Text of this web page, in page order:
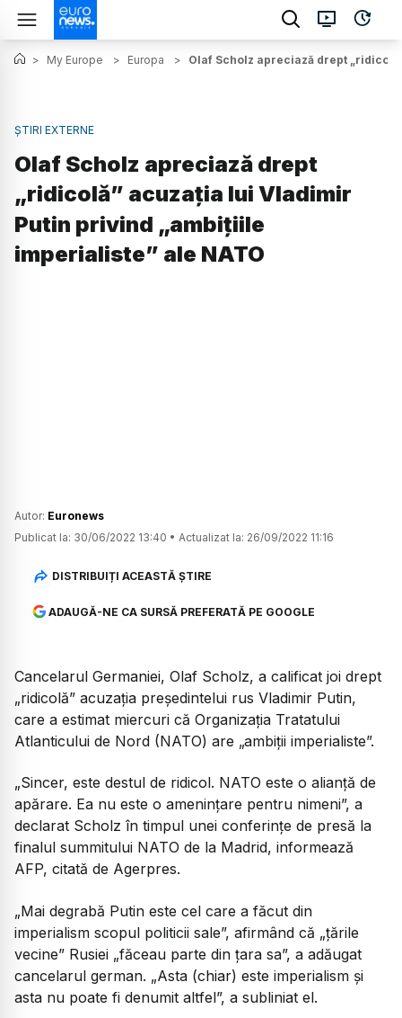
> My Europe > Europa > Olaf Scholz apreciază drept
ȘTIRI EXTERNE
Olaf Scholz apreciază drept
„ridicolă” acuzaţia lui Vladimir
Putin privind „ambiţiile
imperialiste” ale NATO
Autor: Euronews
Publicat la: 30/06/2022 13:40 • Actualizat la: 26/09/2022 11:16
DISTRIBUIȚI ACEASTĂ ȘTIRE
ADAUGĂ-NE CA SURSĂ PREFERATĂ PE GOOGLE
Cancelarul Germaniei, Olaf Scholz, a calificat joi drept
„ridicolă” acuzaţia preşedintelui rus Vladimir Putin,
care a estimat miercuri că Organizaţia Tratatului
Atlanticului de Nord (NATO) are „ambiţii imperialiste”.
„Sincer, este destul de ridicol. NATO este o alianţă de
apărare. Ea nu este o ameninţare pentru nimeni”, a
declarat Scholz în timpul unei conferinţe de presă la
finalul summitului NATO de la Madrid, informează
AFP, citată de Agerpres.
„Mai degrabă Putin este cel care a făcut din
imperialism scopul politicii sale”, afirmând că „ţările
vecine” Rusiei „făceau parte din ţara sa”, a adăugat
cancelarul german. „Asta (chiar) este imperialism şi
asta nu poate fi denumit altfel”, a subliniat el.